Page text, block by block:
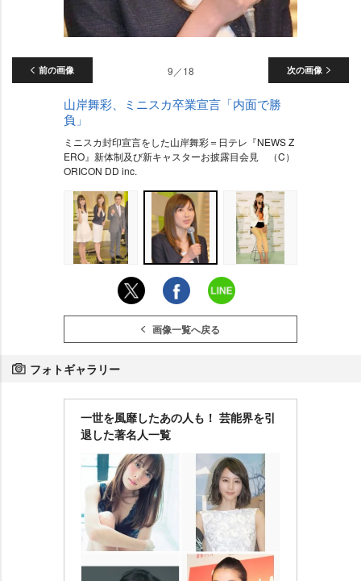
前の画像 次の画像
9／18
山岸舞彩、ミニスカ卒業宣言「内面で勝
負」
ミニスカ封印宣言をした山岸舞彩＝日テレ『NEWS Z
ERO』新体制及び新キャスターお披露目会見 （C）
ORICON DD inc.
画像一覧へ戻る
フォトギャラリー
一世を風靡したあの人も！ 芸能界を引
退した著名人一覧